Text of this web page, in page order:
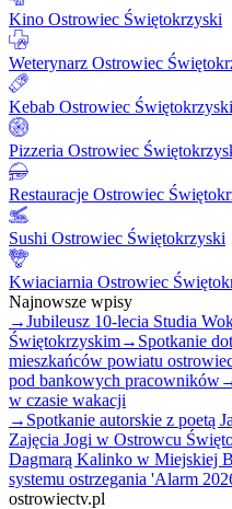
Kino Ostrowiec Świętokrzyski
Weterynarz Ostrowiec
Kebab Ostrowiec Świętokrzyski
Pizzeria Ostrowiec
Restauracje Ostrowiec
Sushi Ostrowiec Świętokrzyski
Kwiaciarnia Ostrowiec
Najnowsze wpisy
→Jubileusz 10-lecia Studia
Świętokrzyskim→ Spotkanie
mieszkańców powiatu
pod bankowych pracowników
w czasie wakacji
→ Spotkanie autorskie z poetą
Zajęcia Jogi w Ostrowcu
Dagmarą Kalinko w Miejskiej
systemu ostrzegania 'Alarm
ostrowiectv.pl